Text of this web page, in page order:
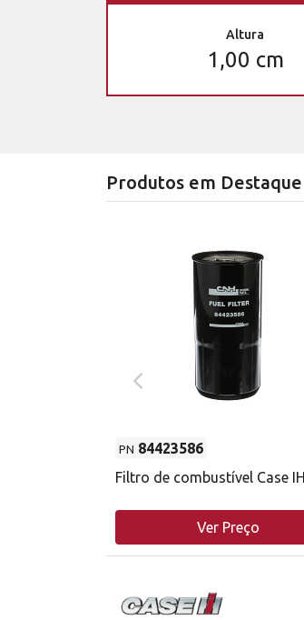
Altura
1,00 cm
Produtos em Destaque
PN 84423586
Filtro de combustível Case IH
Ver Preço